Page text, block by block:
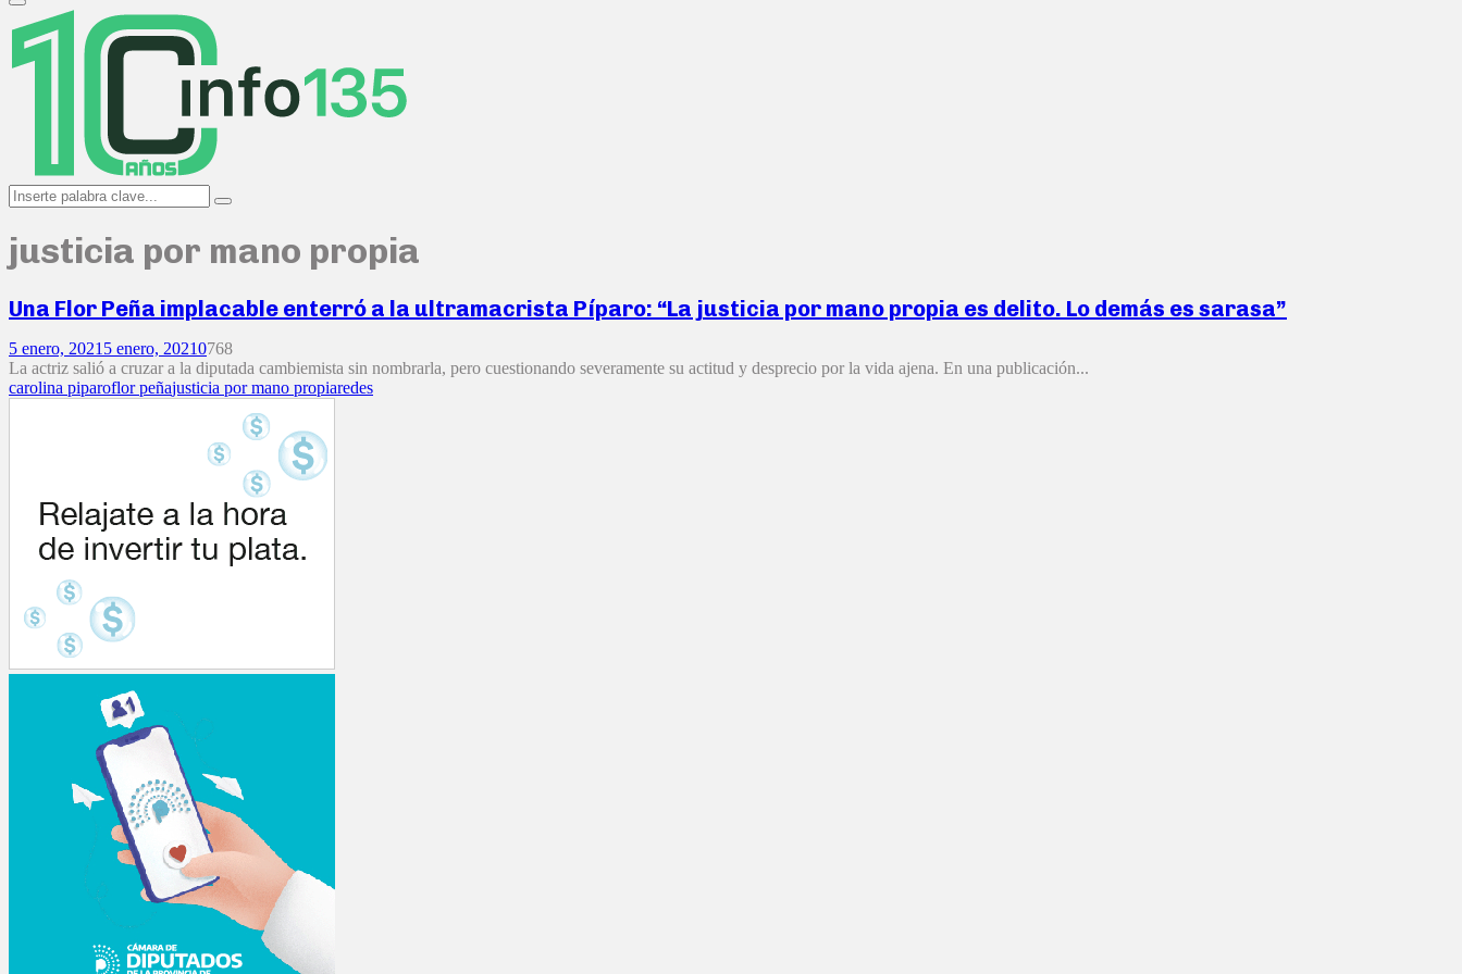
Primary
Menu
Search
for:
Search
justicia por mano propia
Una Flor Peña implacable enterró a la ultramacrista Píparo: “La justicia por mano propia es delito. Lo demás es sarasa”
5 enero, 2021 5 enero, 20210768
La actriz salió a cruzar a la diputada cambiemista sin nombrarla, pero cuestionando severamente su actitud y desprecio por la vida ajena. En una publicación...
carolina piparoflor peñajusticia por mano propiaredes